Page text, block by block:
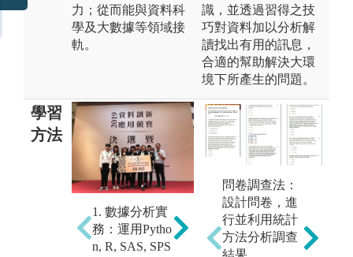
力；從而能與資料科
學及大數據等領域接
軌。
識，並透過習得之技
巧對資料加以分析解
讀找出有用的訊息，
合適的幫助解決大環
境下所產生的問題。
學習
方法
1. 數據分析實
務：運用Pytho
n, R, SAS, SPS
2. 資料分析理
論：了解數據
分析之相關理
問卷調查法：
設計問卷，進
行並利用統計
方法分析調查
結果 。